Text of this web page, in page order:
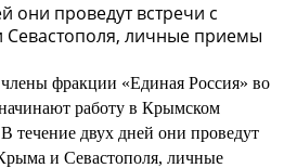
они проведут встречи с
личные приемы
фракции «Единая Россия» во
работу в Крымском
течение двух дней они проведут
и Севастополя, личные